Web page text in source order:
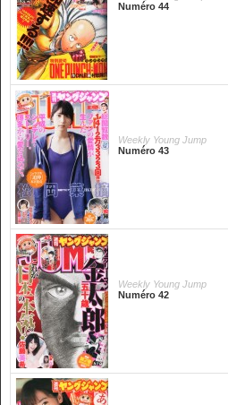
Numéro 44
Weekly Young Jump
Numéro 43
Weekly Young Jump
Numéro 42